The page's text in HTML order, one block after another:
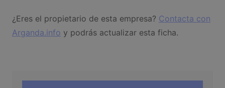
¿Eres el propietario de esta empresa? Contacta con
Arganda.info y podrás actualizar esta ficha.